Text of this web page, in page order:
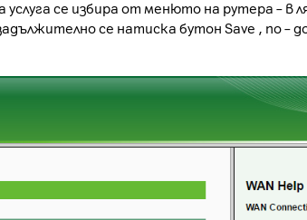
се избира от менюто на рутера – в
се натиска бутон Save , по –